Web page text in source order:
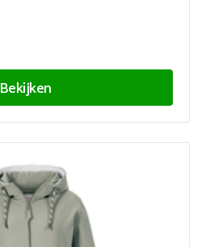
Bekijken